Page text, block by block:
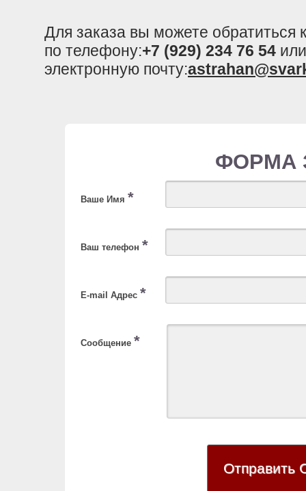
Для заказа вы можете
по телефону:+7 (929) 234 76 54
электронную почту:
ФОРМА
Ваше Имя *
Ваш телефон *
E-mail Адрес *
Сообщение *